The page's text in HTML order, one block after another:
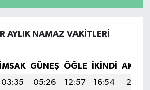
AYLIK NAMAZ VAKITLERI
İMSAK GÜNEŞ ÖĞLE İKINDI
03:35 05:26 12:57 16:54
20:18